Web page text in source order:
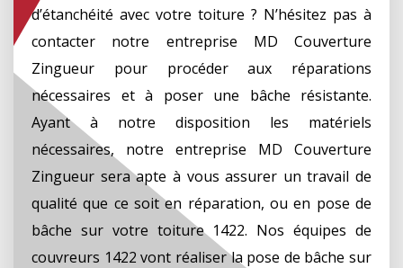
d’étanchéité avec votre toiture ? N’hésitez pas à
contacter notre entreprise MD Couverture
Zingueur pour procéder aux réparations
nécessaires et à poser une bâche résistante.
Ayant à notre disposition les matériels
nécessaires, notre entreprise MD Couverture
Zingueur sera apte à vous assurer un travail de
qualité que ce soit en réparation, ou en pose de
bâche sur votre toiture 1422. Nos équipes de
couvreurs 1422 vont réaliser la pose de bâche sur